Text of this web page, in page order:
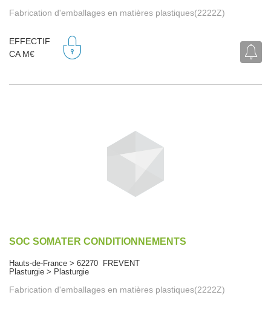
Fabrication d'emballages en matières plastiques(2222Z)
EFFECTIF
CA M€
SOC SOMATER CONDITIONNEMENTS
Hauts-de-France > 62270 FREVENT
Plasturgie > Plasturgie
Fabrication d'emballages en matières plastiques(2222Z)